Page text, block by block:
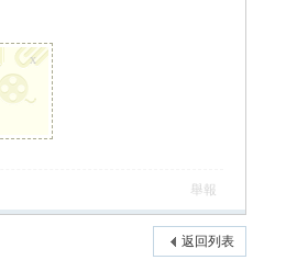
x
舉報
返回列表